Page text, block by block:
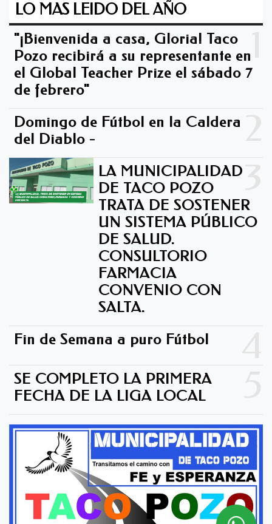
LO MAS LEIDO DEL AÑO
"¡Bienvenida a casa, Gloria! Taco
Pozo recibirá a su representante en
el Global Teacher Prize el sábado 7
de febrero"
Domingo de Fútbol en la Caldera
del Diablo -
LA MUNICIPALIDAD
DE TACO POZO
TRATA DE SOSTENER
UN SISTEMA PÚBLICO
DE SALUD.
CONSULTORIO
FARMACIA
CONVENIO CON
SALTA.
Fin de Semana a puro Fútbol
SE COMPLETO LA PRIMERA
FECHA DE LA LIGA LOCAL